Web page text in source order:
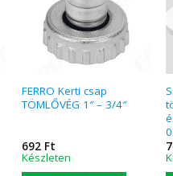
FERRO Kerti csap
TÖMLŐVÉG 1″ – 3/4″
692 Ft
Készleten